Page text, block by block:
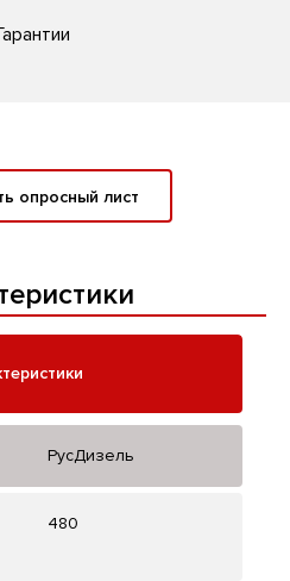
опросный лист
РусДизель
480